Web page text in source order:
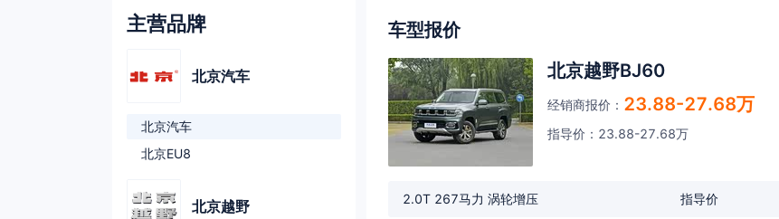
主营品牌
北京汽车
北京汽车
北京EU8
北京越野
车型报价
北京越野BJ60
经销商报价： 23.88-27.68万
指导价：23.88-27.68万
2.0T 267马力 涡轮增压 指导价